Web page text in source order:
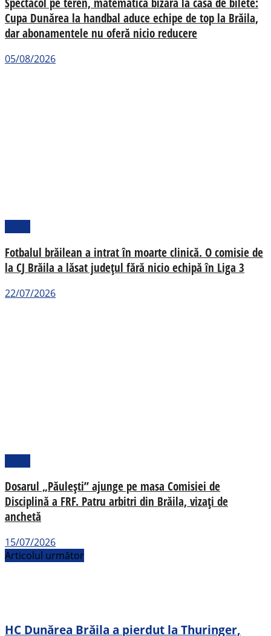
Cupa Dunărea la handbal aduce echipe de top la Brăila,
dar abonamentele nu oferă nicio reducere
05/08/2026
Fotbalul brăilean a intrat în moarte clinică. O comisie de
la CJ Brăila a lăsat județul fără nicio echipă în Liga 3
22/07/2026
Dosarul „Păulești” ajunge pe masa Comisiei de
Disciplină a FRF. Patru arbitri din Brăila, vizați de
anchetă
15/07/2026
Articolul următor
HC Dunărea Brăila a pierdut la Thuringer,